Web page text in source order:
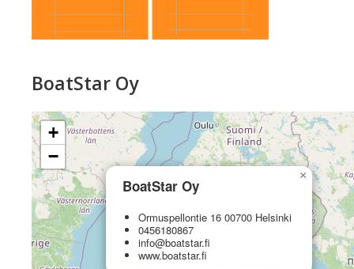
BoatStar Oy
BoatStar Oy
Ormuspellontie 16 00700 Helsinki
0456180867
info@boatstar.fi
www.boatstar.fi
×
+
−